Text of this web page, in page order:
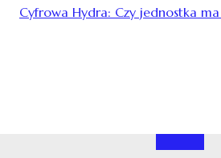
Cyfrowa Hydra: Czy jednostka ma